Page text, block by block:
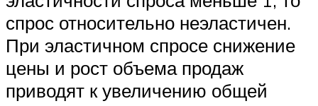
спрос относительно неэластичен.
При эластичном спросе снижение
цены и рост объема продаж
приводят к увеличению общей